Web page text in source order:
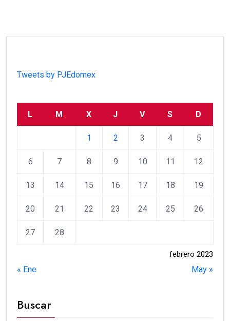
Tweets by PJEdomex
febrero 2023
L M X J V S D
1 2 3 4 5
6 7 8 9 10 11 12
13 14 15 16 17 18 19
20 21 22 23 24 25 26
27 28
« Ene May »
Buscar